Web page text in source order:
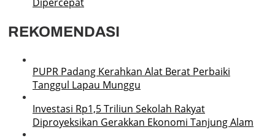
REKOMENDASI
PUPR Padang Kerahkan Alat Berat Perbaiki
Tanggul Lapau Munggu
Investasi Rp1,5 Triliun Sekolah Rakyat
Diproyeksikan Gerakkan Ekonomi Tanjung Alam